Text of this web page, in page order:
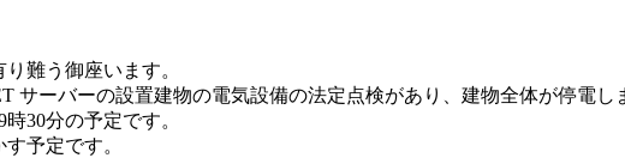
難う御座います。
サーバーの設置建物の電気設備の法定点検があり、建物全体が停電し
30分の予定です。
予定です。